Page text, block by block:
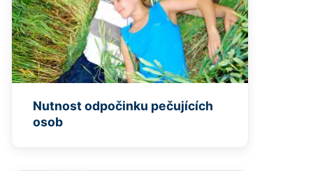
Nutnost odpočinku pečujících
osob